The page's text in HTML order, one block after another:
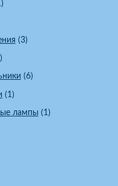
(3)
(6)
(1)
лампы (1)